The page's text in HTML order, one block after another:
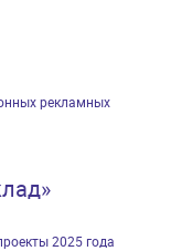
рекламных
2025 года